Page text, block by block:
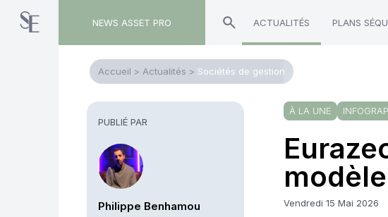
NEWS ASSET PRO ACTUALITÉS PLANS
Accueil > Actualités > Sociétés de gestion
PUBLIÉ PAR
Philippe Benhamou
À LA UNE
Vendredi 15 Mai 2026